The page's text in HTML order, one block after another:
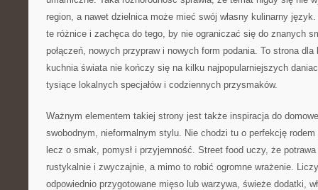
region, a nawet dzielnica może mieć swój własny kulinarny
te różnice i zachęca do tego, by nie ograniczać się do znanych
połączeń, nowych przypraw i nowych form podania. To strona
kuchnia świata nie kończy się na kilku najpopularniejszych
tysiące lokalnych specjałów i codziennych przysmaków.
Ważnym elementem takiej strony jest także inspiracja do
swobodnym, nieformalnym stylu. Nie chodzi tu o perfekcję
lecz o smak, pomysł i przyjemność. Street food uczy, że
rustykalnie i zwyczajnie, a mimo to robić ogromne wrażenie.
odpowiednio przygotowane mięso lub warzywa, świeże dodatki,